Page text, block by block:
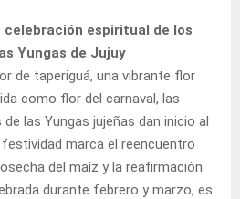
celebración espiritual de los
Yungas de Jujuy
de taperiguá, una vibrante flor
como flor del carnaval, las
las Yungas jujeñas dan inicio al
marca el reencuentro
del maíz y la reafirmación
durante febrero y marzo, es